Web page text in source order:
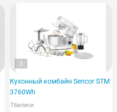
3
Кухонный комбайн Sencor STM
3760Wh
Тбилиси